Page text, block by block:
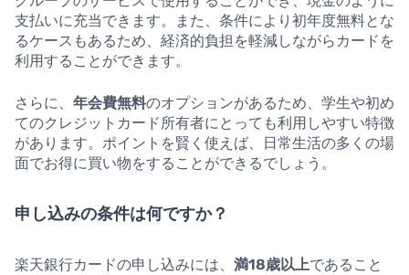
支払いに充当できます。また、条件により初年度無料とな
るケースもあるため、経済的負担を軽減しながらカードを
利用することができます。
さらに、 年会費無料のオプションがあるため、学生や初め
てのクレジットカード所有者にとっても利用しやすい特徴
があります。ポイントを賢く使えば、日常生活の多くの場
面でお得に買い物をすることができるでしょう。
申し込みの条件は何ですか？
楽天銀行カードの申し込みには、 満18歳以上であること